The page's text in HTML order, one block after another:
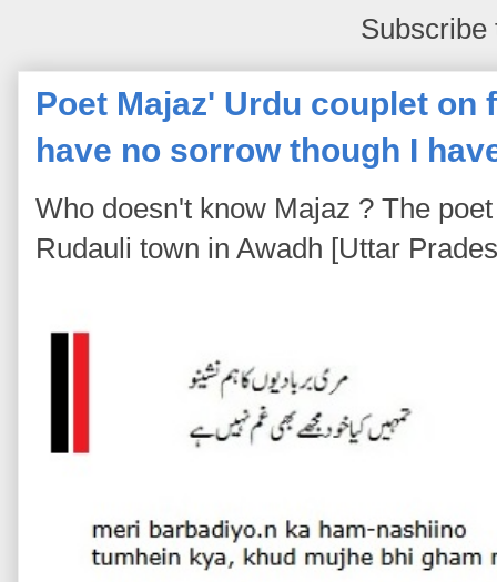
Poet Majaz' Urdu couplet
have no sorrow though I
Who doesn't know Majaz ? The
Rudauli town in Awadh [Uttar